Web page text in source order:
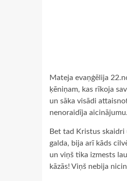
Mateja evaņģēlija
ķēniņam, kas rīkoja
un sāka visādi
nenoraidīja
Bet tad Kristus skaidri
galda, bija arī kāds
un viņš tika izmests
kāzās! Viņš nebija